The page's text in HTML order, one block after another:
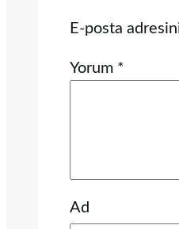
E-posta
Yorum *
Ad